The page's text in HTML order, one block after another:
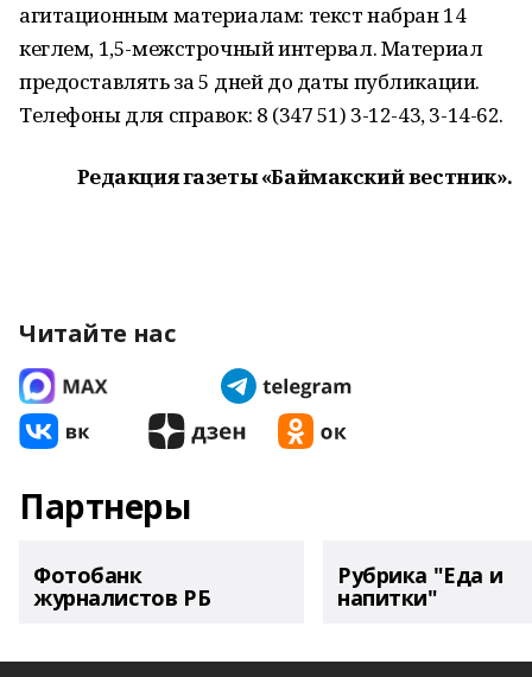
агитационным материалам: текст набран 14
кеглем, 1,5-межстрочный интервал. Материал
предоставлять за 5 дней до даты публикации.
Телефоны для справок: 8 (347 51) 3-12-43, 3-14-62.
Редакция газеты «Баймакский вестник».
Читайте нас
Партнеры
Фотобанк
журналистов РБ
Рубрика "Еда и
напитки"